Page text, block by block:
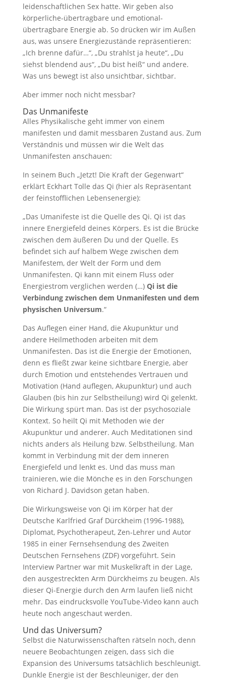
leidenschaftlichen Sex hatte. Wir geben also
körperliche-übertragbare und emotional-
übertragbare Energie ab. So drücken wir im Außen
aus, was unsere Energiezustände repräsentieren:
„Ich brenne dafür…“, „Du strahlst ja heute“, „Du
siehst blendend aus“, „Du bist heiß“ und andere.
Was uns bewegt ist also unsichtbar, sichtbar.
Aber immer noch nicht messbar?
Das Unmanifeste
Alles Physikalische geht immer von einem
manifesten und damit messbaren Zustand aus. Zum
Verständnis und müssen wir die Welt das
Unmanifesten anschauen:
In seinem Buch „Jetzt! Die Kraft der Gegenwart“
erklärt Eckhart Tolle das Qi (hier als Repräsentant
der feinstofflichen Lebensenergie):
„Das Umanifeste ist die Quelle des Qi. Qi ist das
innere Energiefeld deines Körpers. Es ist die Brücke
zwischen dem äußeren Du und der Quelle. Es
befindet sich auf halbem Wege zwischen dem
Manifestem, der Welt der Form und dem
Unmanifesten. Qi kann mit einem Fluss oder
Energiestrom verglichen werden (…) Qi ist die
Verbindung zwischen dem Unmanifesten und dem
physischen Universum.“
Das Auflegen einer Hand, die Akupunktur und
andere Heilmethoden arbeiten mit dem
Unmanifesten. Das ist die Energie der Emotionen,
denn es fließt zwar keine sichtbare Energie, aber
durch Emotion und entstehendes Vertrauen und
Motivation (Hand auflegen, Akupunktur) und auch
Glauben (bis hin zur Selbstheilung) wird Qi gelenkt.
Die Wirkung spürt man. Das ist der psychosoziale
Kontext. So heilt Qi mit Methoden wie der
Akupunktur und anderer. Auch Meditationen sind
nichts anders als Heilung bzw. Selbstheilung. Man
kommt in Verbindung mit der dem inneren
Energiefeld und lenkt es. Und das muss man
trainieren, wie die Mönche es in den Forschungen
von Richard J. Davidson getan haben.
Die Wirkungsweise von Qi im Körper hat der
Deutsche Karlfried Graf Dürckheim (1996-1988),
Diplomat, Psychotherapeut, Zen-Lehrer und Autor
1985 in einer Fernsehsendung des Zweiten
Deutschen Fernsehens (ZDF) vorgeführt. Sein
Interview Partner war mit Muskelkraft in der Lage,
den ausgestreckten Arm Dürckheims zu beugen. Als
dieser Qi-Energie durch den Arm laufen ließ nicht
mehr. Das eindrucksvolle YouTube-Video kann auch
heute noch angeschaut werden.
Und das Universum?
Selbst die Naturwissenschaften rätseln noch, denn
neuere Beobachtungen zeigen, dass sich die
Expansion des Universums tatsächlich beschleunigt.
Dunkle Energie ist der Beschleuniger, der den